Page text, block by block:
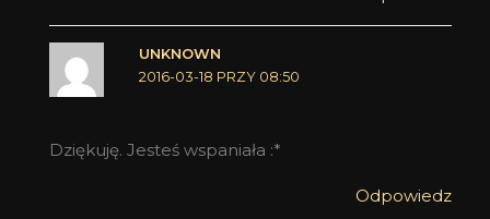
UNKNOWN
2016-03-18 PRZY 08:50
Dziękuję. Jesteś wspaniała :*
Odpowiedz